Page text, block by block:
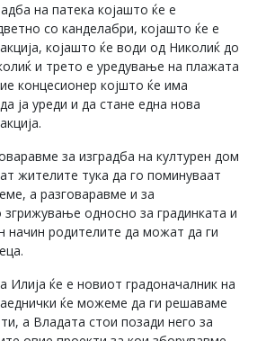
на патека којашто ќе е
со канделабри, којашто ќе е
којашто ќе води од Николиќ до
и трето е уредување на плажата
концесионер којшто ќе има
ја уреди и да стане една нова
за изградба на културен дом
жителите тука да го поминуваат
а разговаравме и за
односно за градинката и
начин родителите да можат да ги
Илија ќе е новиот градоначалник на
ќе можеме да ги решаваме
а Владата стои позади него за